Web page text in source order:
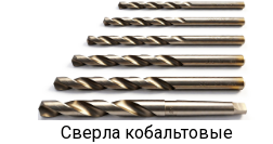
Сверла кобальтовые